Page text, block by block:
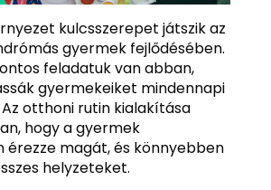
kulcsszerepet játszik az
gyermek fejlődésében.
feladatuk van abban,
gyermekeiket mindennapi
otthoni rutin kialakítása
hogy a gyermek
érezze magát, és könnyebben
helyzeteket.